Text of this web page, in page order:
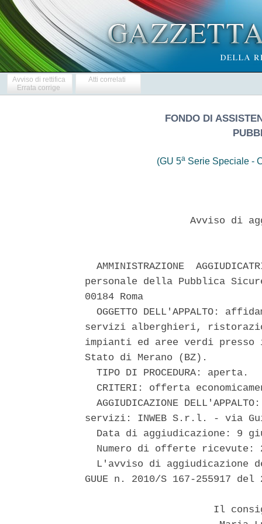
Avviso di rettifica
Errata corrige
Atti correlati
FONDO DI
(GU 5a Serie Speciale -
Avviso di
AMMINISTRAZIONE
personale della Pubblica
00184 Roma
OGGETTO DELL'APPALTO:
servizi alberghieri,
impianti ed aree verdi
Stato di Merano (BZ).
  TIPO DI PROCEDURA: aperta.
CRITERI: offerta
AGGIUDICAZIONE
servizi: INWEB S.r.l. - via
Data di aggiudicazione: 9
Numero di offerte ricevute:
L'avviso di aggiudicazione
GUUE n. 2010/S 167-255917
Il